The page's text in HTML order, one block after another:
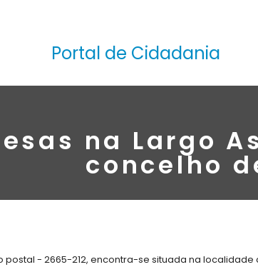
Portal de Cidadania
na Largo
concelho
- 2665-212, encontra-se situada na localidade